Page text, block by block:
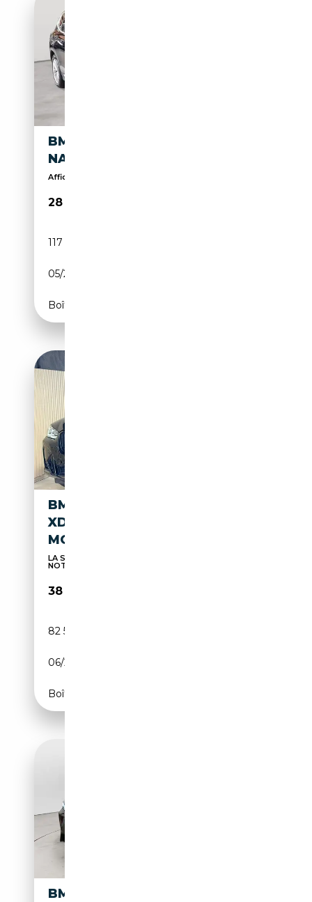
BMW X3 X3 XDRIVE30E AUT.
NAVI HUD AHK PANO
Affichage tête haute, Sièges électriques, 4x4, Siè...
28 390€
117 998 km
05/2022
Boîte automatique
BMW X3 PHEV 2.0IAS
XDRIVE30E * GARANTIE 12
MOIS * PACK M *
LA SATISFACTION DE NOS CLIENTS TELLE EST
NOTRE DEV...
38 990€
82 547 km
06/2022
Boîte automatique
BMW X3 XDRIVE30E